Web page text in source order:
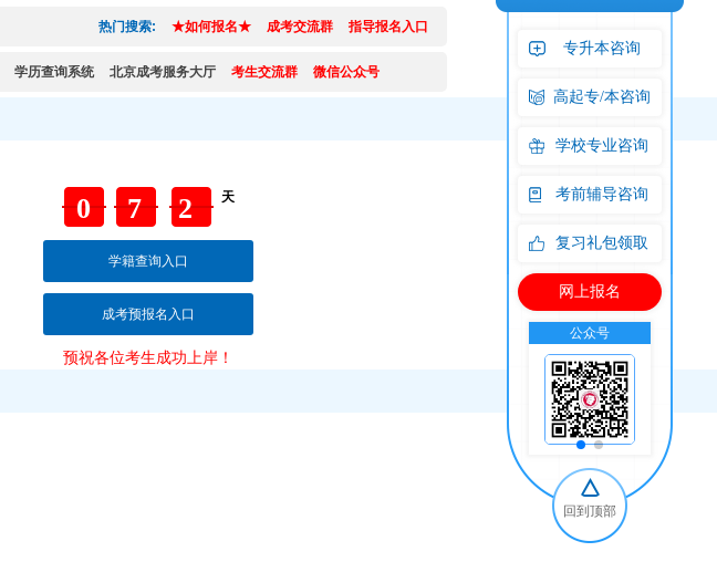
热门搜索: ★如何报名★ 成考交流群 指导报名入口
学历查询系统 北京成考服务大厅 考生交流群 微信公众号
072天
学籍查询入口
成考预报名入口
预祝各位考生成功上岸！
专升本咨询
高起专/本咨询
学校专业咨询
考前辅导咨询
复习礼包领取
网上报名
交流群 公众号
回到顶部